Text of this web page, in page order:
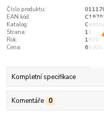
Číslo produktu:
EAN kód:
Katalog:
Strana:
11
Rok:
1970
Cena:
60 Kčs
Kompletní specifikace
Komentáře 0